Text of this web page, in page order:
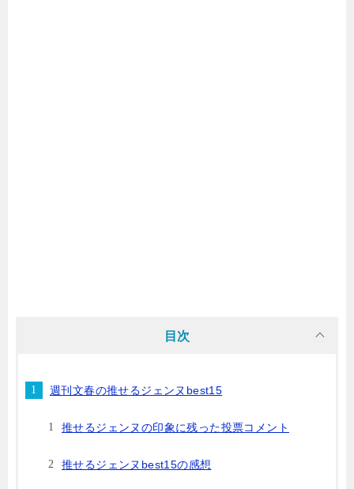
目次
週刊文春の推せるジェンヌbest15
推せるジェンヌの印象に残った投票コメント
推せるジェンヌbest15の感想